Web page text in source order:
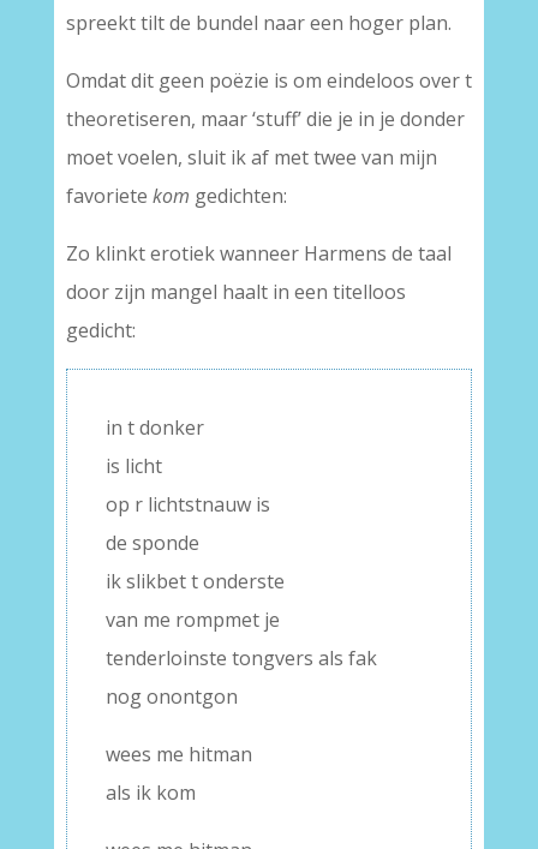
spreekt tilt de bundel naar een hoger plan.
Omdat dit geen poëzie is om eindeloos over t
theoretiseren, maar ‘stuff’ die je in je donder
moet voelen, sluit ik af met twee van mijn
favoriete kom gedichten:
Zo klinkt erotiek wanneer Harmens de taal
door zijn mangel haalt in een titelloos
gedicht:
in t donker
is licht
op r lichtstnauw is
de sponde
ik slikbet t onderste
van me rompmet je
tenderloinste tongvers als fak
nog onontgon
wees me hitman
als ik kom